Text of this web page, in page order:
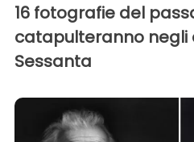
16 fotografie del
catapulteranno negli
Sessanta